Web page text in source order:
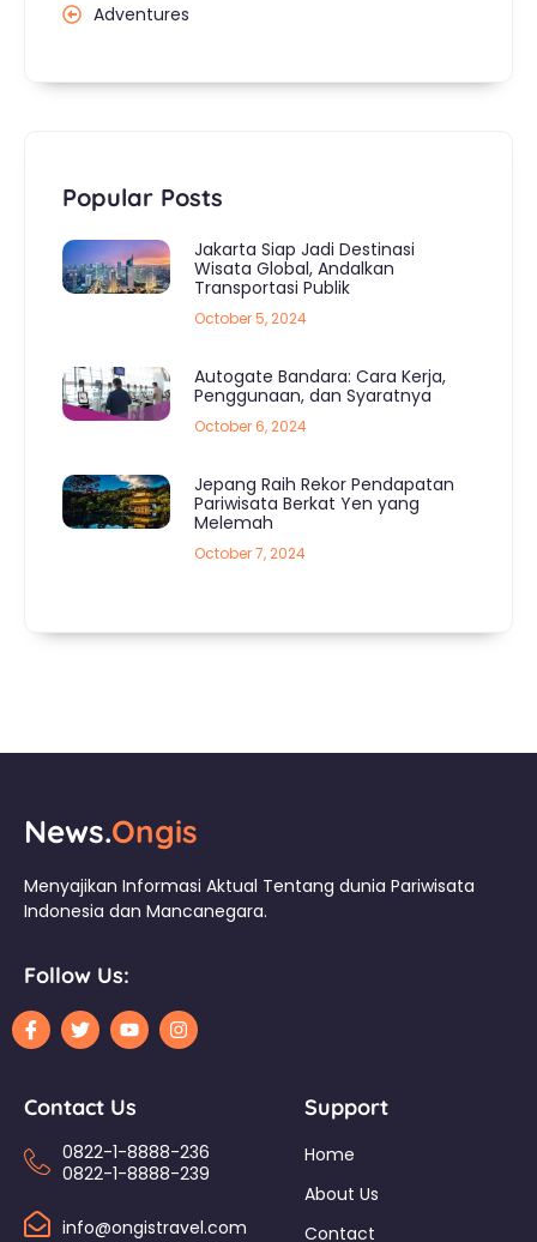
Adventures
Popular Posts
Jakarta Siap Jadi Destinasi
Wisata Global, Andalkan
Transportasi Publik
October 5, 2024
Autogate Bandara: Cara Kerja,
Penggunaan, dan Syaratnya
October 6, 2024
Jepang Raih Rekor Pendapatan
Pariwisata Berkat Yen yang
Melemah
October 7, 2024
News.Ongis
Menyajikan Informasi Aktual Tentang dunia Pariwisata
Indonesia dan Mancanegara.
Follow Us:
Contact Us
0822-1-8888-236
0822-1-8888-239
info@ongistravel.com
Support
Home
About Us
Contact